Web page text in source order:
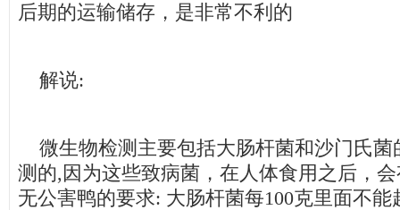
后期的运输储存，是非常不利的
解说:
微生物检测主要包括大肠杆菌和沙门氏菌
测的,因为这些致病菌，在人体食用之后，
无公害鸭的要求: 大肠杆菌每100克里面不能